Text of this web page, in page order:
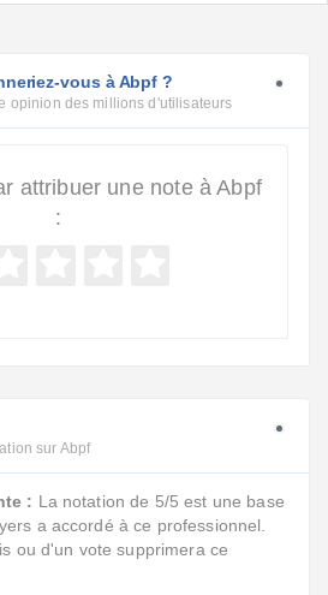
vous à Abpf ?
opinion des millions d'utilisateurs
attribuer une note à Abpf
:
sur Abpf
: La notation de 5/5 est une base
a accordé à ce professionnel.
ou d'un vote supprimera ce